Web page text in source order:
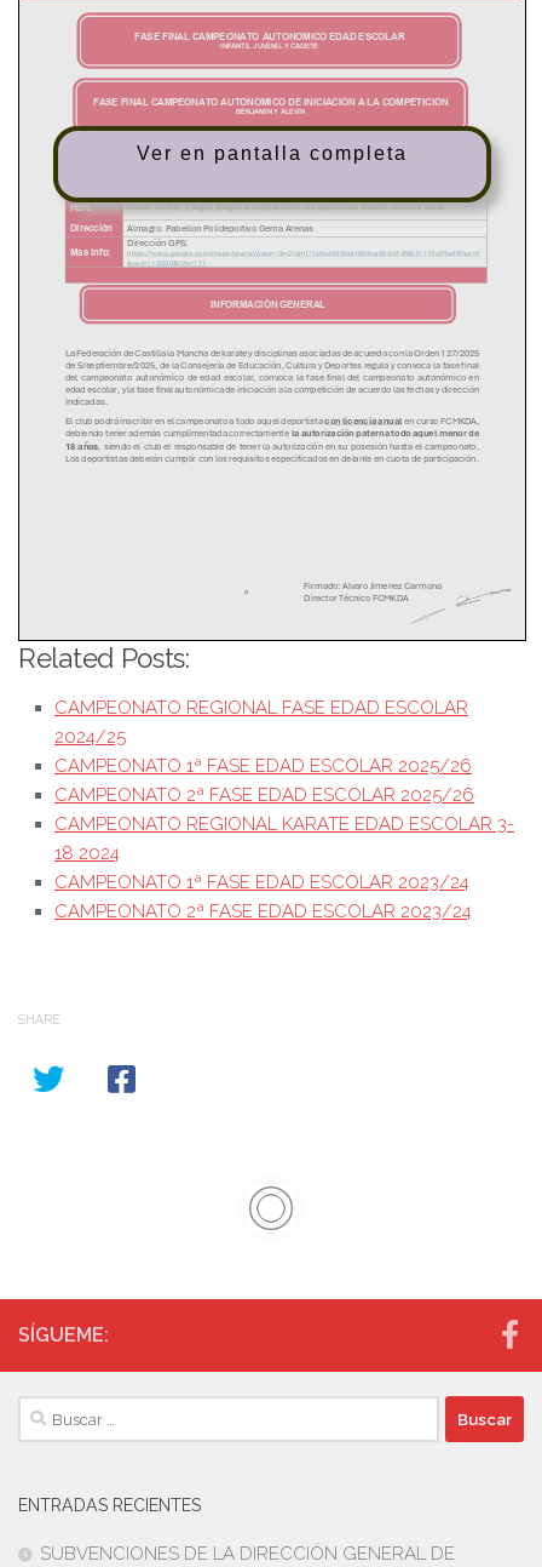
Ver en pantalla completa
Related Posts:
CAMPEONATO REGIONAL FASE EDAD ESCOLAR
2024/25
CAMPEONATO 1ª FASE EDAD ESCOLAR 2025/26
CAMPEONATO 2ª FASE EDAD ESCOLAR 2025/26
CAMPEONATO REGIONAL KARATE EDAD ESCOLAR 3-
18 2024
CAMPEONATO 1ª FASE EDAD ESCOLAR 2023/24
CAMPEONATO 2ª FASE EDAD ESCOLAR 2023/24
SHARE
SÍGUEME:
Buscar:
ENTRADAS RECIENTES
SUBVENCIONES DE LA DIRECCIÓN GENERAL DE